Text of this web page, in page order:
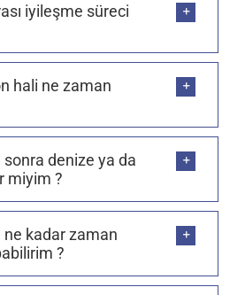
iyileşme süreci
hali ne zaman
denize ya da
miyim ?
kadar zaman
?